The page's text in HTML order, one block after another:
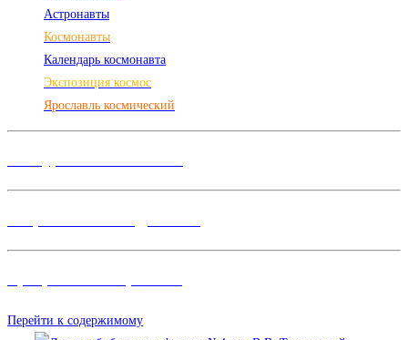
Астронавты
Космонавты
Календарь космонавта
Экспозиция космос
Ярославль космический
Перейти к содержимому